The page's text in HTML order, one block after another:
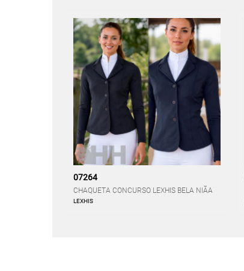
07264
CHAQUETA CONCURSO LEXHIS BELA NIÃA
LEXHIS